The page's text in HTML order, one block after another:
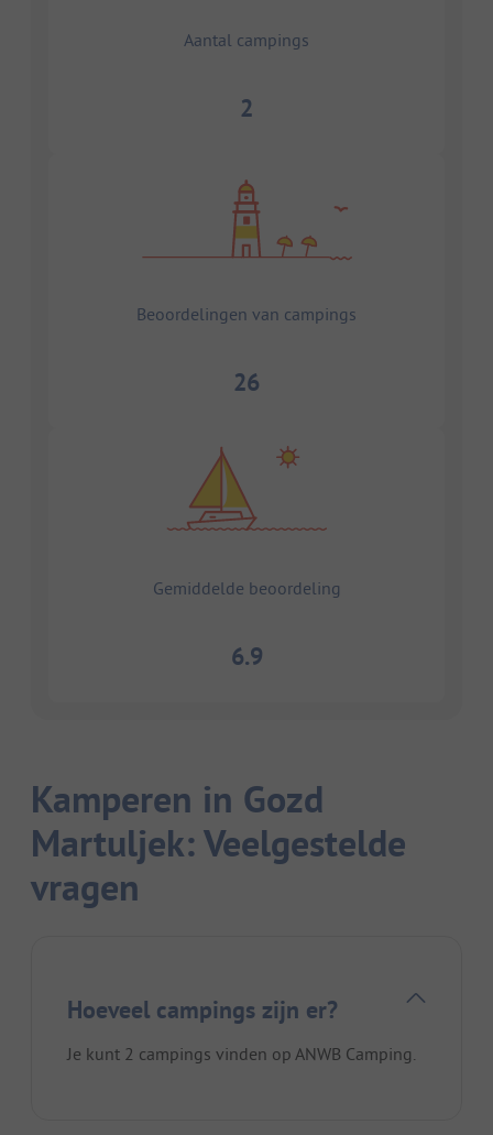
Aantal campings
2
Beoordelingen van campings
26
Gemiddelde beoordeling
6.9
Kamperen in Gozd
Martuljek: Veelgestelde
vragen
Hoeveel campings zijn er?
Je kunt 2 campings vinden op ANWB Camping.